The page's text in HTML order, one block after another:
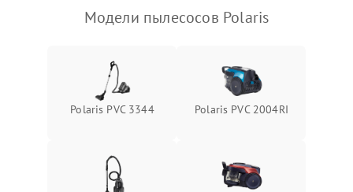
Модели пылесосов Polaris
Polaris PVC 3344 Polaris PVC 2004RI